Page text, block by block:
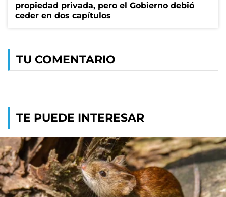
propiedad privada, pero el Gobierno debió
ceder en dos capítulos
TU COMENTARIO
TE PUEDE INTERESAR